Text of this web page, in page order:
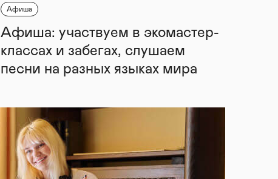
Афиша
Афиша: участвуем в экомастер-
классах и забегах, слушаем
песни на разных языках мира